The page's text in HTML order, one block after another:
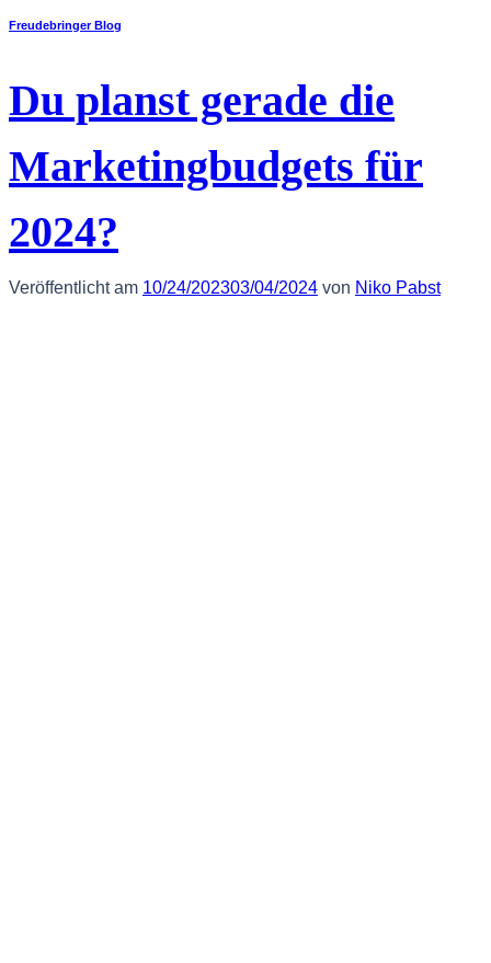
Freudebringer Blog
Du planst gerade die
Marketingbudgets für
2024?
Veröffentlicht am 10/24/202303/04/2024 von Niko Pabst